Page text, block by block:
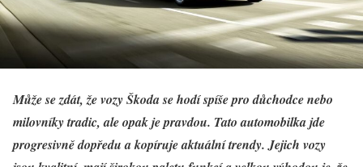
Může se zdát, že vozy Škoda se hodí spíše pro důchodce nebo
milovníky tradic, ale opak je pravdou. Tato automobilka jde
progresivně dopředu a kopíruje aktuální trendy. Jejich vozy